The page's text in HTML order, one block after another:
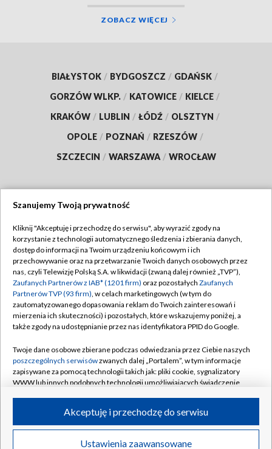
ZOBACZ WIĘCEJ
BIAŁYSTOK / BYDGOSZCZ / GDAŃSK /
GORZÓW WLKP. / KATOWICE / KIELCE /
KRAKÓW / LUBLIN / ŁÓDŹ / OLSZTYN /
OPOLE / POZNAŃ / RZESZÓW /
SZCZECIN / WARSZAWA / WROCŁAW
TVP
Abonament TVP
Emisja w TVP
Centrum informacji TVP
Naziemna Telewizja Cyfrowa
Rada Programowa
System NOS
Informacje o nadawcy
Program dla prasy
Regulamin TVP
Polityka prywatności
Moje zgody
Pomoc
Kontakt
Kanały
©2026 Telewizja Polska S.A. w likwidacji
Szanujemy Twoją prywatność
Kliknij "Akceptuję i przechodzę do serwisu", aby wyrazić zgody na
korzystanie z technologii automatycznego śledzenia i zbierania danych,
dostęp do informacji na Twoim urządzeniu końcowym i ich
przechowywanie oraz na przetwarzanie Twoich danych osobowych przez
nas, czyli Telewizję Polską S.A. w likwidacji (zwaną dalej również „TVP”),
Zaufanych Partnerów z IAB* (1201 firm) oraz pozostałych Zaufanych
Partnerów TVP (93 firm), w celach marketingowych (w tym do
zautomatyzowanego dopasowania reklam do Twoich zainteresowań i
mierzenia ich skuteczności) i pozostałych, które wskazujemy poniżej, a
także zgody na udostępnianie przez nas identyfikatora PPID do Google.
Twoje dane osobowe zbierane podczas odwiedzania przez Ciebie naszych
poszczególnych serwisówzwanych dalej „Portalem”, w tym informacje
zapisywane za pomocą technologii takich jak: pliki cookie, sygnalizatory
WWW lub innych podobnych technologii umożliwiających świadczenie
ruchu w Internecie.
Twoje dane osobowe zbierane podczas odwiedzania przez Ciebie
Ustawienia zaawansowane
Akceptuję i przechodzę do serwisu